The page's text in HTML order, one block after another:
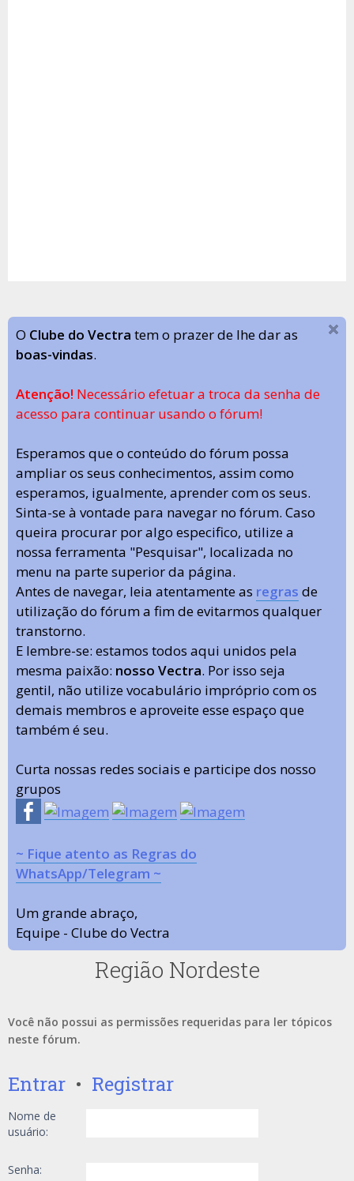
O Clube do Vectra tem o prazer de lhe dar as
boas-vindas.
Atenção! Necessário efetuar a troca da senha de
acesso para continuar usando o fórum!
Esperamos que o conteúdo do fórum possa
ampliar os seus conhecimentos, assim como
esperamos, igualmente, aprender com os seus.
Sinta-se à vontade para navegar no fórum. Caso
queira procurar por algo especifico, utilize a
nossa ferramenta "Pesquisar", localizada no
menu na parte superior da página.
Antes de navegar, leia atentamente as regras de
utilização do fórum a fim de evitarmos qualquer
transtorno.
E lembre-se: estamos todos aqui unidos pela
mesma paixão: nosso Vectra. Por isso seja
gentil, não utilize vocabulário impróprio com os
demais membros e aproveite esse espaço que
também é seu.
Curta nossas redes sociais e participe dos nosso
grupos
~ Fique atento as Regras do
WhatsApp/Telegram ~
Um grande abraço,
Equipe - Clube do Vectra
Região Nordeste
Você não possui as permissões requeridas para ler tópicos
neste fórum.
Entrar • Registrar
Nome de
usuário:
Senha: